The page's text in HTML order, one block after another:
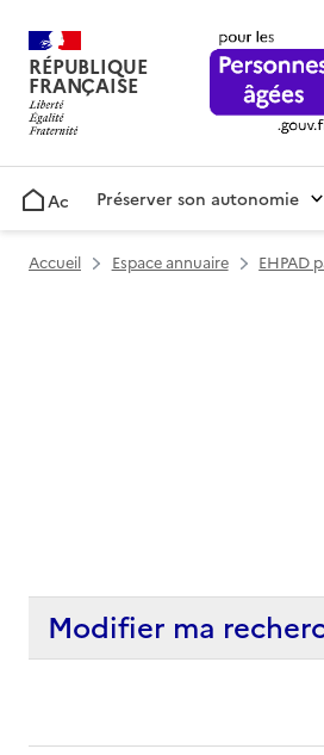
RÉPUBLIQUE
FRANÇAISE
AccueilPréserver son autonomie
Accueil Espace annuaire EHPAD
Modifier ma